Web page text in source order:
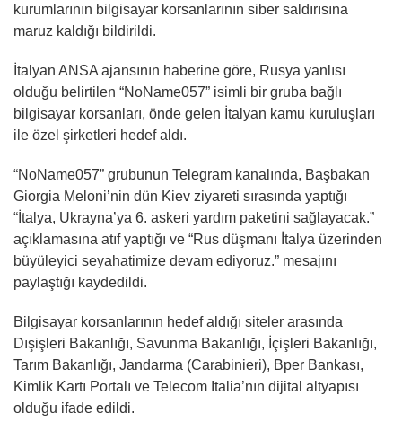
kurumlarının bilgisayar korsanlarının siber saldırısına
maruz kaldığı bildirildi.
İtalyan ANSA ajansının haberine göre, Rusya yanlısı
olduğu belirtilen “NoName057” isimli bir gruba bağlı
bilgisayar korsanları, önde gelen İtalyan kamu kuruluşları
ile özel şirketleri hedef aldı.
“NoName057” grubunun Telegram kanalında, Başbakan
Giorgia Meloni’nin dün Kiev ziyareti sırasında yaptığı
“İtalya, Ukrayna’ya 6. askeri yardım paketini sağlayacak.”
açıklamasına atıf yaptığı ve “Rus düşmanı İtalya üzerinden
büyüleyici seyahatimize devam ediyoruz.” mesajını
paylaştığı kaydedildi.
Bilgisayar korsanlarının hedef aldığı siteler arasında
Dışişleri Bakanlığı, Savunma Bakanlığı, İçişleri Bakanlığı,
Tarım Bakanlığı, Jandarma (Carabinieri), Bper Bankası,
Kimlik Kartı Portalı ve Telecom Italia’nın dijital altyapısı
olduğu ifade edildi.